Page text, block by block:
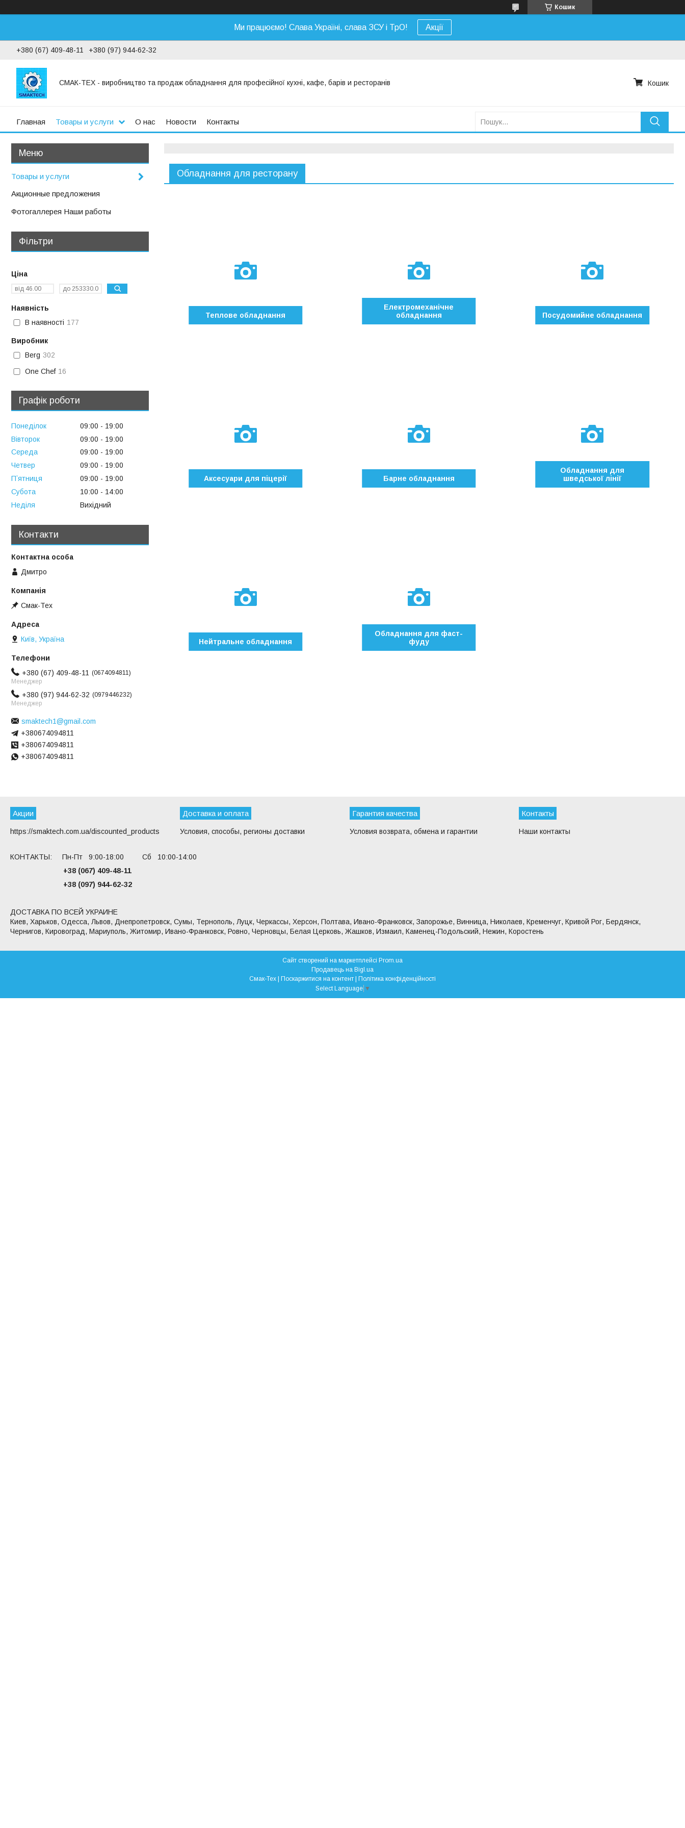
Кошик
Ми працюємо! Слава Україні, слава ЗСУ і ТрО! Акції
+380 (67) 409-48-11 +380 (97) 944-62-32
СМАК-ТЕХ - виробництво та продаж обладнання для професійної кухні, кафе, барів и ресторанів Кошик
Главная Товары и услуги О нас Новости Контакты
Обладнання для ресторану
Теплове обладнання
Електромеханічне
обладнання
Посудомийне обладнання
Аксесуари для піцерії Барне обладнання
Обладнання для
шведської лінії
Нейтральне обладнання
Обладнання для фаст-
фуду
Товары и услуги
Акционные предложения
Фотогаллерея Наши работы
Фільтри
Ціна
Наявність
В наявності 177
Виробник
Berg 302
One Chef 16
Графік роботи
Понеділок 09:00
19:00
Вівторок
09:00
19:00
Середа
09:00
19:00
Четвер
09:00
19:00
Пʼятниця
09:00
19:00
Субота
10:00
14:00
Неділя
Вихідний
Контакти
Дмитро
Смак-Тех
Київ, Україна
+380 (67) 409-48-11
0674094811
Менеджер
+380 (97) 944-62-32
0979446232
Менеджер
smaktech1@gmail.com
+380674094811
+380674094811
+380674094811
Акции
https://smaktech.com.ua/discounted_products
Доставка и оплата
Условия, способы, регионы доставки
Гарантия качества
Условия возврата, обмена и гарантии
Контакты
Наши контакты
КОНТАКТЫ: Пн-Пт 9:00-18:00 Сб 10:00-14:00
+38 (067) 409-48-11
+38 (097) 944-62-32
ДОСТАВКА ПО ВСЕЙ УКРАИНЕ
Киев, Харьков, Одесса, Львов, Днепропетровск, Сумы, Тернополь, Луцк, Черкассы, Херсон, Полтава, Ивано-Франковск, Запорожье, Винница, Николаев, Кременчуг, Кривой Рог, Бердянск,
Чернигов, Кировоград, Мариуполь, Житомир, Ивано-Франковск, Ровно, Черновцы, Белая Церковь, Жашков, Измаил, Каменец-Подольский, Нежин, Коростень
Сайт створений на маркетплейсі Prom.ua
Продавець на Bigl.ua
Смак-Тех | Поскаржитися на контент | Політика конфіденційності
Select Language ▼